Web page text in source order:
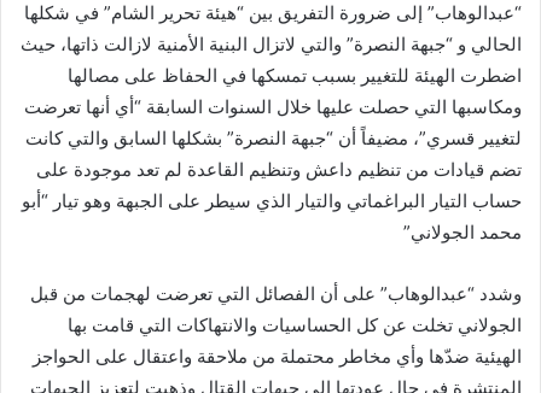
“عبدالوهاب” إلى ضرورة التفريق بين “هيئة تحرير الشام” في شكلها
الحالي و “جبهة النصرة” والتي لاتزال البنية الأمنية لازالت ذاتها، حيث
اضطرت الهيئة للتغيير بسبب تمسكها في الحفاظ على مصالها
ومكاسبها التي حصلت عليها خلال السنوات السابقة “أي أنها تعرضت
لتغيير قسري”، مضيفاً أن “جبهة النصرة” بشكلها السابق والتي كانت
تضم قيادات من تنظيم داعش وتنظيم القاعدة لم تعد موجودة على
حساب التيار البراغماتي والتيار الذي سيطر على الجبهة وهو تيار “أبو
محمد الجولاني”
وشدد “عبدالوهاب” على أن الفصائل التي تعرضت لهجمات من قبل
الجولاني تخلت عن كل الحساسيات والانتهاكات التي قامت بها
الهيئية ضدّها وأي مخاطر محتملة من ملاحقة واعتقال على الحواجز
المنتشرة في حال عودتها إلى جبهات القتال وذهبت لتعزيز الجبهات